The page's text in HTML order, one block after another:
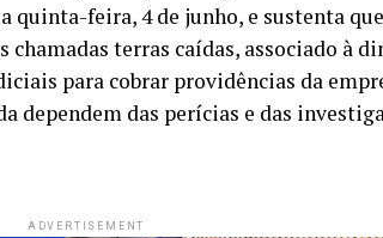
quinta-feira, 4 de junho, e sustenta
terras caídas, associado à
para cobrar providências da
dependem das perícias e das
ADVERTISEMENT